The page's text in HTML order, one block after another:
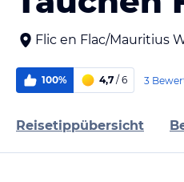
Flic en Flac/Mauritius
100% 4,7 / 6 3
Reisetippübersicht